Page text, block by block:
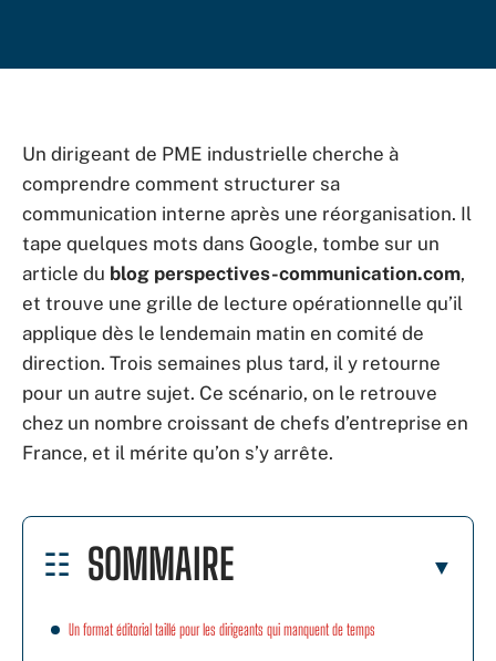
Un dirigeant de PME industrielle cherche à
comprendre comment structurer sa
communication interne après une réorganisation. Il
tape quelques mots dans Google, tombe sur un
article du blog perspectives-communication.com,
et trouve une grille de lecture opérationnelle qu’il
applique dès le lendemain matin en comité de
direction. Trois semaines plus tard, il y retourne
pour un autre sujet. Ce scénario, on le retrouve
chez un nombre croissant de chefs d’entreprise en
France, et il mérite qu’on s’y arrête.
SOMMAIRE
Un format éditorial taillé pour les dirigeants qui manquent de temps